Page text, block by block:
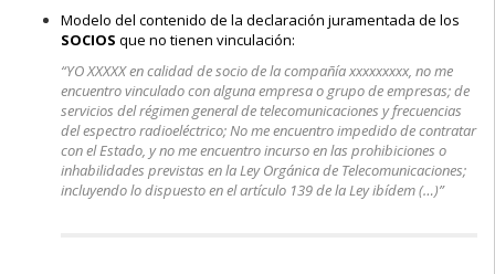
Modelo del contenido de la declaración juramentada de los
SOCIOS que no tienen vinculación:
“YO XXXXX en calidad de socio de la compañía xxxxxxxxx, no me
encuentro vinculado con alguna empresa o grupo de empresas; de
servicios del régimen general de telecomunicaciones y frecuencias
del espectro radioeléctrico; No me encuentro impedido de contratar
con el Estado, y no me encuentro incurso en las prohibiciones o
inhabilidades previstas en la Ley Orgánica de Telecomunicaciones;
incluyendo lo dispuesto en el artículo 139 de la Ley ibídem (…)”